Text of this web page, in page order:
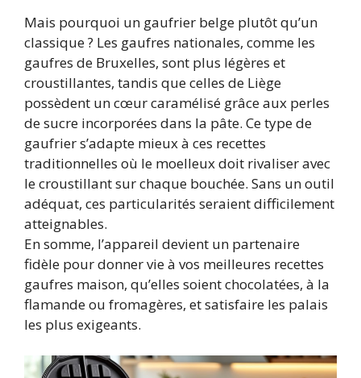
Mais pourquoi un gaufrier belge plutôt qu’un
classique ? Les gaufres nationales, comme les
gaufres de Bruxelles, sont plus légères et
croustillantes, tandis que celles de Liège
possèdent un cœur caramélisé grâce aux perles
de sucre incorporées dans la pâte. Ce type de
gaufrier s’adapte mieux à ces recettes
traditionnelles où le moelleux doit rivaliser avec
le croustillant sur chaque bouchée. Sans un outil
adéquat, ces particularités seraient difficilement
atteignables.
En somme, l’appareil devient un partenaire
fidèle pour donner vie à vos meilleures recettes
gaufres maison, qu’elles soient chocolatées, à la
flamande ou fromagères, et satisfaire les palais
les plus exigeants.